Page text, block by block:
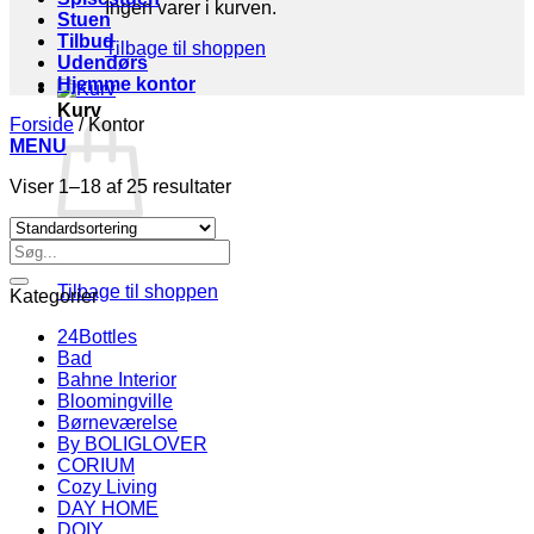
Ingen varer i kurven.
Tilbage til shoppen
Kurv
Tilbage til shoppen
Stuen
Tilbud
Udendørs
Hjemme kontor
Forside /Kontor
MENU
Viser 1–18 af 25 resultater
Søg
efter:
Kategorier
24Bottles
Bad
Bahne Interior
Bloomingville
Børneværelse
By BOLIGLOVER
CORIUM
Cozy Living
DAY HOME
DOIY